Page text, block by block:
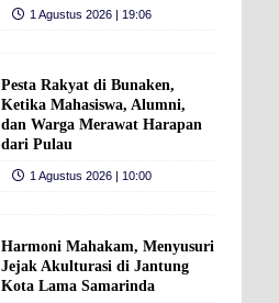
1 Agustus 2026 | 19:06
Pesta Rakyat di Bunaken,
Ketika Mahasiswa, Alumni,
dan Warga Merawat Harapan
dari Pulau
1 Agustus 2026 | 10:00
Harmoni Mahakam, Menyusuri
Jejak Akulturasi di Jantung
Kota Lama Samarinda